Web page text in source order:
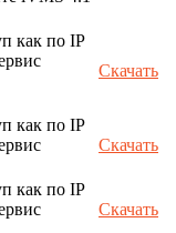
как по IP
Скачать
как по IP
Скачать
как по IP
Скачать